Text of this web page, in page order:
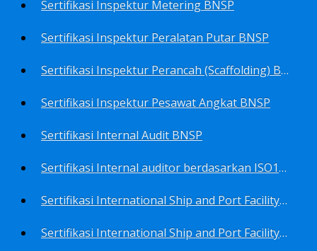
Sertifikasi Inspektur Metering BNSP
Sertifikasi Inspektur Peralatan Putar BNSP
Sertifikasi Inspektur Perancah (Scaffolding) BNSP
Sertifikasi Inspektur Pesawat Angkat BNSP
Sertifikasi Internal Audit BNSP
Sertifikasi Internal auditor berdasarkan ISO17025.2017 Pedoman Panduan Mutu&Prosedur Laboratorium BNSP
Sertifikasi International Ship and Port Facility Security Code/ISPS Auditor BNSP
Sertifikasi International Ship and Port Facility Security Code/ISPS Code training for Security Area Manager BNSP